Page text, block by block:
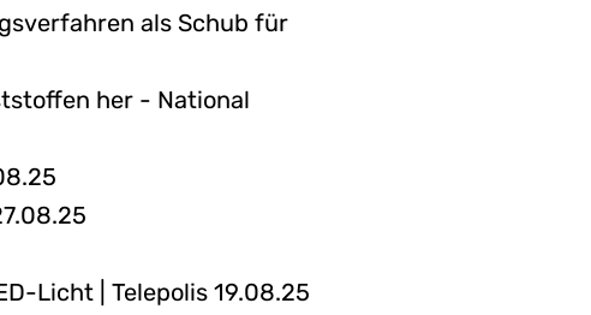
als Schub für
her - National
Licht | Telepolis 19.08.25